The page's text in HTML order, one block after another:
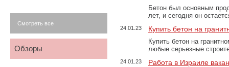
Бетон был основным
лет, и сегодня он
24.01.23 Купить бетон на
Купить бетон на
любые серьезные
24.01.23 Работа в Израиле
Смотреть все
Обзоры